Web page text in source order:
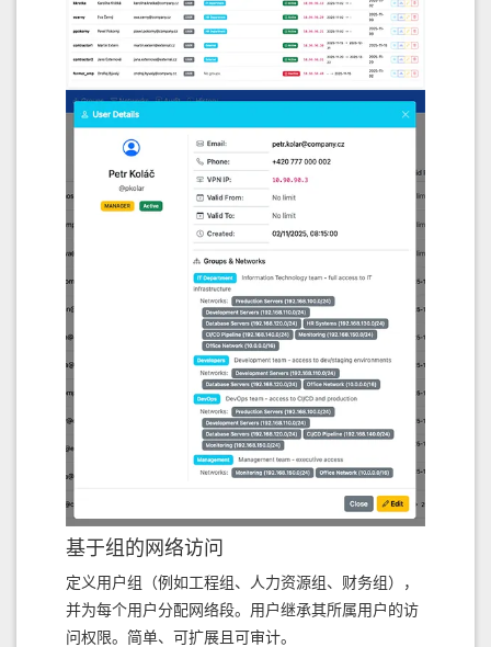
基于组的网络访问
定义用户组（例如工程组、人力资源组、财务组），
并为每个用户分配网络段。用户继承其所属用户的访
问权限。简单、可扩展且可审计。